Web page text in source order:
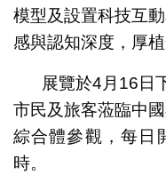
模型及設置科技互
感與認知深度，厚
展覽於4月16日
市民及旅客蒞臨中
綜合體參觀，每日
時。